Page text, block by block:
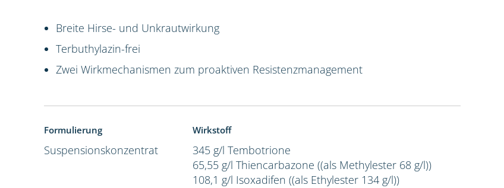
Breite Hirse- und Unkrautwirkung
Terbuthylazin-frei
Zwei Wirkmechanismen zum proaktiven Resistenzmanagement
Formulierung
Suspensionskonzentrat
Wirkstoff
345 g/l Tembotrione
65,55 g/l Thiencarbazone ((als Methylester 68 g/l))
108,1 g/l Isoxadifen ((als Ethylester 134 g/l))